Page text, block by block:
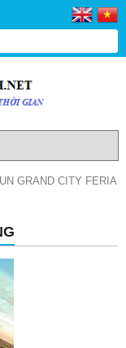
GRAND CITY FERIA